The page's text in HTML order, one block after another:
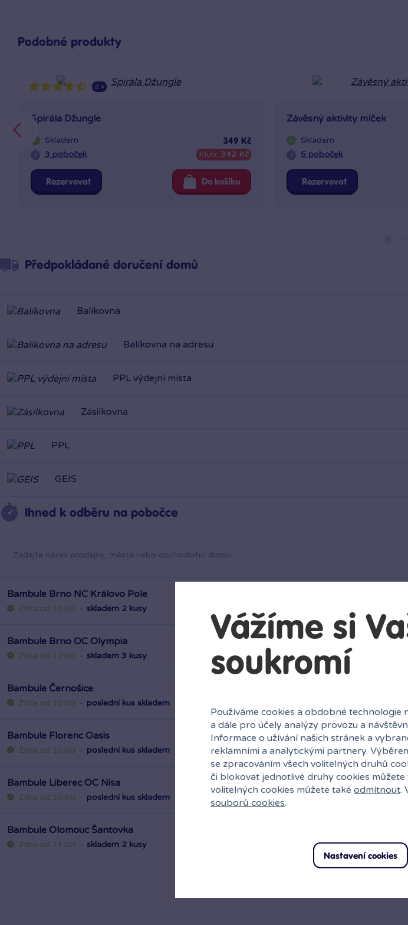
Podobné produkty
2 x
Spirála Džungle
Skladem
3 poboček
349 Kč
Klub: 342 Kč
Rezervovat Do košíku
Závěsný aktivity míček
Skladem
5 poboček
Rezervovat
Předpokládané doručení domů
Balíkovna
Balíkovna na adresu
PPL výdejní místa
Zásilkovna
PPL
GEIS
Ihned k odběru na pobočce
Bambule Brno NC Královo Pole
Zítra od 10:00 · skladem 2 kusy
Bambule Brno OC Olympia
Zítra od 12:00 · skladem 3 kusy
Bambule Černošice
Zítra od 10:00 · poslední kus skladem
Bambule Florenc Oasis
Zítra od 10:00 · poslední kus skladem
Bambule Liberec OC Nisa
Zítra od 10:00 · poslední kus skladem
Bambule Olomouc Šantovka
Zítra od 11:00 · skladem 2 kusy
Vážíme si
soukromí
Používáme cookies a obdobné
a dále pro účely analýzy provozu a
Informace o užívání našich stránek a
reklamními a analytickými partnery.
se zpracováním všech volitelných druhů
či blokovat jednotlivé druhy cookies můžete
volitelných cookies můžete také odmítnout.
souborů cookies.
Nastavení cookies